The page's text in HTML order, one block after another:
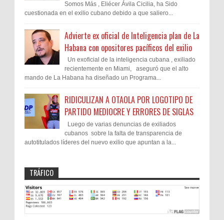
Somos Más , Eliécer Ávila Cicilia, ha Sido
cuestionada en el exilio cubano debido a que saliero...
Advierte ex oficial de Inteligencia plan de La
Habana con opositores pacíficos del exilio
Un exoficial de la inteligencia cubana , exiliado
recientemente en Miami, aseguró que el alto
mando de La Habana ha diseñado un Programa...
RIDICULIZAN A OTAOLA POR LOGOTIPO DE
PARTIDO MEDIOCRE Y ERRORES DE SIGLAS
Luego de varias denuncias de exiliados
cubanos sobre la falta de transparencia de
autotitulados líderes del nuevo exilio que apuntan a la...
TRÁFICO